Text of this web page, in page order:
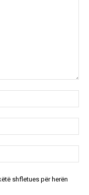
shfletues për herën